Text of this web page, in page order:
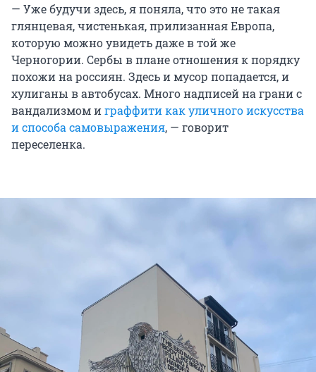
— Уже будучи здесь, я поняла, что это не такая
глянцевая, чистенькая, прилизанная Европа,
которую можно увидеть даже в той же
Черногории. Сербы в плане отношения к порядку
похожи на россиян. Здесь и мусор попадается, и
хулиганы в автобусах. Много надписей на грани с
вандализмом играффити как уличного искусства
и способа самовыражения, — говорит
переселенка.